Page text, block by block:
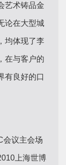
艺术铸品金
论在大型城
均体现了李
在与客户的
有良好的口
会议主会场
上海世博